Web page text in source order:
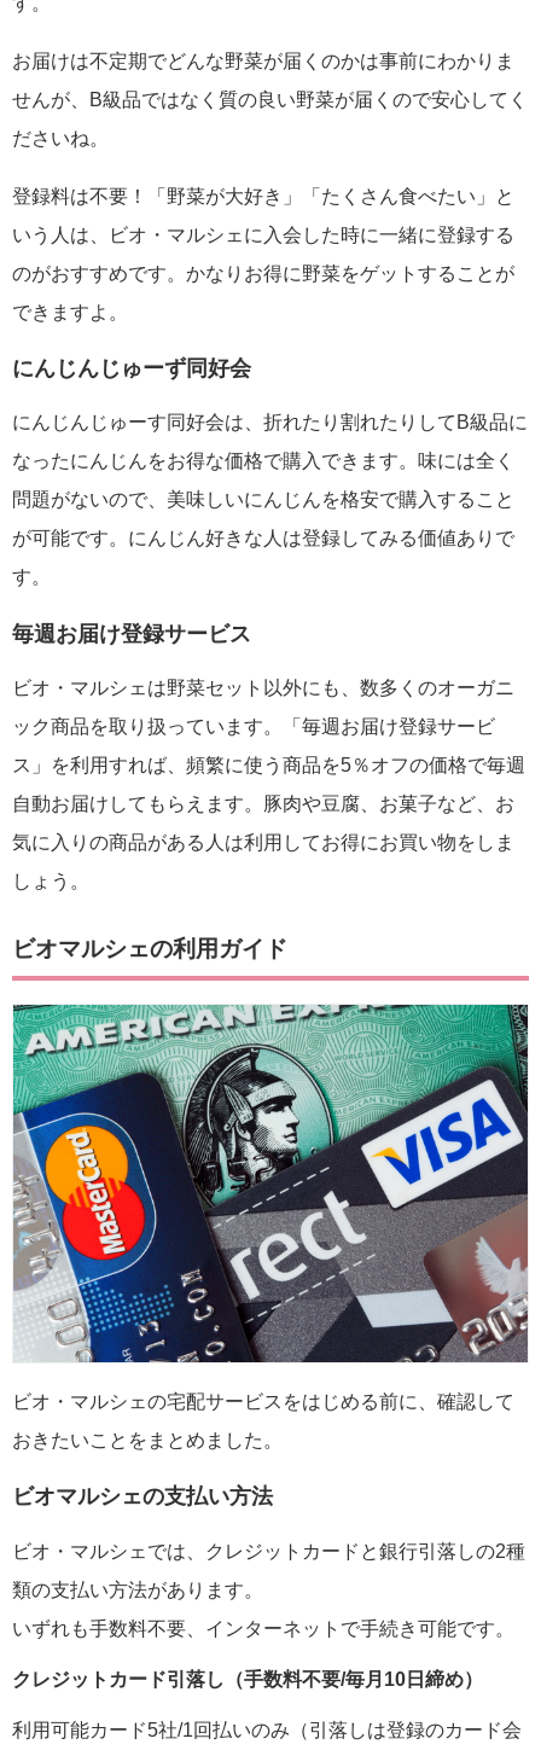
お届けは不定期でどんな野菜が届くのかは事前にわかりま
せんが、B級品ではなく質の良い野菜が届くので安心してく
ださいね。
登録料は不要！「野菜が大好き」「たくさん食べたい」と
いう人は、ビオ・マルシェに入会した時に一緒に登録する
のがおすすめです。かなりお得に野菜をゲットすることが
できますよ。
にんじんじゅーず同好会
にんじんじゅーす同好会は、折れたり割れたりしてB級品に
なったにんじんをお得な価格で購入できます。味には全く
問題がないので、美味しいにんじんを格安で購入すること
が可能です。にんじん好きな人は登録してみる価値ありで
す。
毎週お届け登録サービス
ビオ・マルシェは野菜セット以外にも、数多くのオーガニ
ック商品を取り扱っています。「毎週お届け登録サービ
ス」を利用すれば、頻繁に使う商品を5％オフの価格で毎週
自動お届けしてもらえます。豚肉や豆腐、お菓子など、お
気に入りの商品がある人は利用してお得にお買い物をしま
しょう。
ビオマルシェの利用ガイド
ビオ・マルシェの宅配サービスをはじめる前に、確認して
おきたいことをまとめました。
ビオマルシェの支払い方法
ビオ・マルシェでは、クレジットカードと銀行引落しの2種
類の支払い方法があります。
いずれも手数料不要、インターネットで手続き可能です。
クレジットカード引落し（手数料不要/毎月10日締め）
利用可能カード5社/1回払いのみ（引落しは登録のカード会